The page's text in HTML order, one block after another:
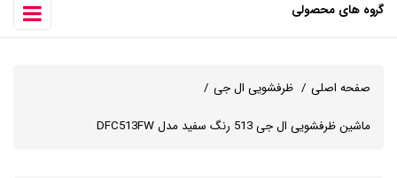
گروه های محصولی
صفحه اصلی ظرفشویی ال جی
ماشین ظرفشویی ال جی 513 رنگ سفید مدل DFC513FW